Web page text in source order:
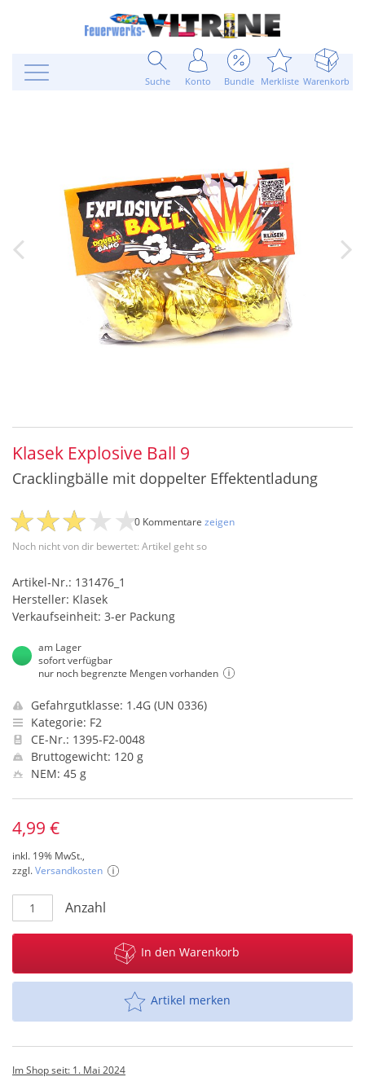
Suche Konto Bundle Merkliste Warenkorb
Klasek Explosive Ball 9
Cracklingbälle mit doppelter Effektentladung
Noch nicht von dir bewertet: Artikel geht so
0 Kommentare zeigen
Artikel-Nr.: 131476_1
Hersteller: Klasek
Verkaufseinheit: 3-er Packung
am Lager
sofort verfügbar
nur noch begrenzte Mengen vorhanden
Gefahrgutklasse: 1.4G (UN 0336)
Kategorie: F2
CE-Nr.: 1395-F2-0048
Bruttogewicht: 120 g
NEM: 45 g
4,99 €
inkl. 19% MwSt.,
zzgl.Versandkosten
Anzahl
In den Warenkorb
Artikel merken
Im Shop seit: 1. Mai 2024